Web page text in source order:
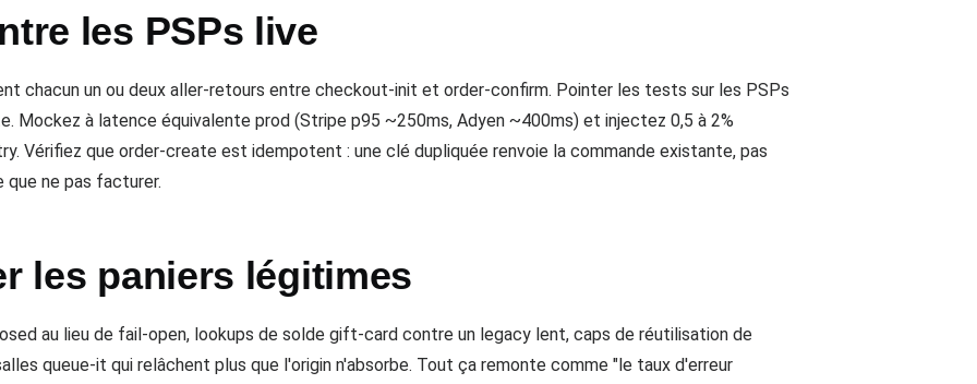
les PSPs live
chacun un ou deux aller-retours entre checkout-init et order-confirm. Pointer les tests sur les PSPs
Mockez à latence équivalente prod (Stripe p95 ~250ms, Adyen ~400ms) et injectez 0,5 à 2%
Vérifiez que order-create est idempotent : une clé dupliquée renvoie la commande existante, pas
que ne pas facturer.
les paniers légitimes
au lieu de fail-open, lookups de solde gift-card contre un legacy lent, caps de réutilisation de
queue-it qui relâchent plus que l'origin n'absorbe. Tout ça remonte comme "le taux d'erreur